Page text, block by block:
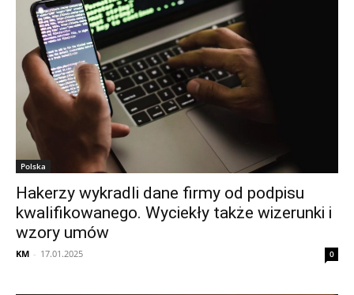
Polska
Hakerzy wykradli dane firmy od podpisu
kwalifikowanego. Wyciekły także wizerunki i
wzory umów
KM - 17.01.2025 0